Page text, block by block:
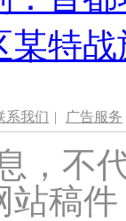
某特
系我们 | 广告服务
，不
站稿